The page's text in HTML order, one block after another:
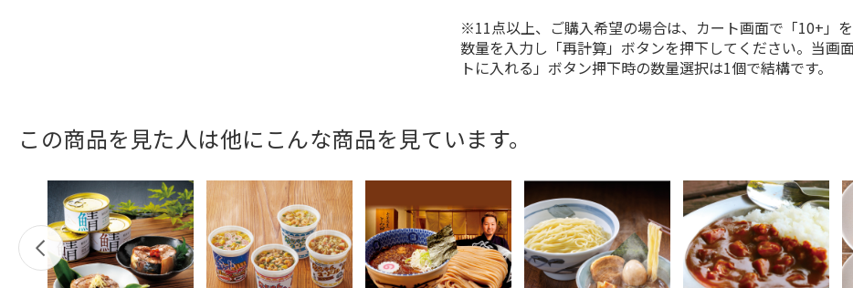
※11点以上、ご購入希望の場合は、カート画面で「10+」
数量を入力し「再計算」ボタンを押下してください。当画
トに入れる」ボタン押下時の数量選択は1個で結構です。
この商品を見た人は他にこんな商品を見ています。